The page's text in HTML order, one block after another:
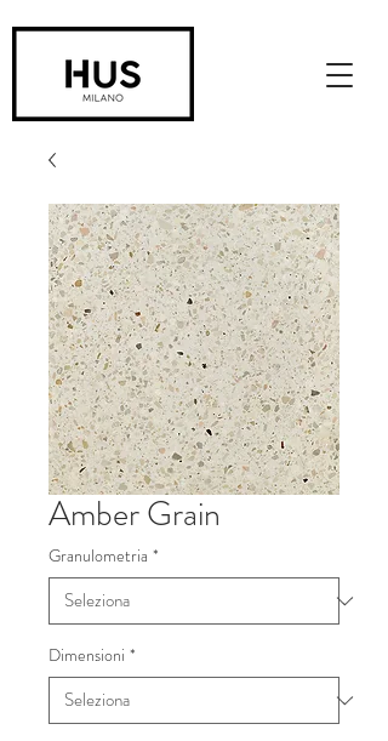
Amber Grain
Granulometria *
Dimensioni *